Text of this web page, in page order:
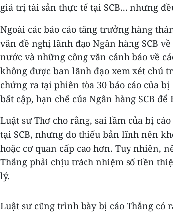
giá trị tài sản thực tế tại SCB... nhưng
Ngoài các báo cáo tăng trưởng hàng
văn đề nghị lãnh đạo Ngân hàng SCB
nước và những công văn cảnh báo về
không được ban lãnh đạo xem xét chú
chứng ra tại phiên tòa 30 báo cáo của
bất cập, hạn chế của Ngân hàng SCB
Luật sư Thơ cho rằng, sai lầm của bị
tại SCB, nhưng do thiếu bản lĩnh nên
hoặc cơ quan cấp cao hơn. Tuy nhiên,
Thắng phải chịu trách nhiệm số tiền
lý.
Luật sư cũng trình bày bị cáo Thắng